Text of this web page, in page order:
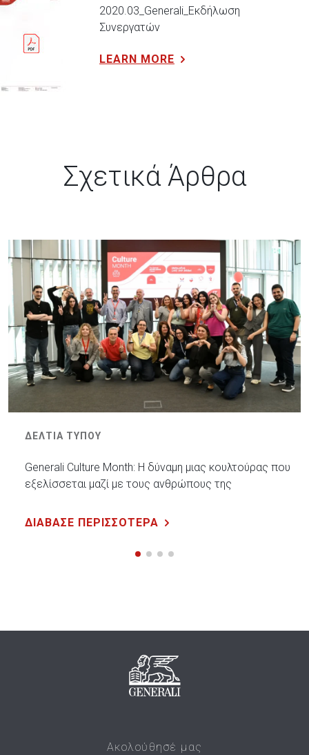
2020.03_Generali_Εκδήλωση
Συνεργατών
LEARN MORE
Σχετικά Άρθρα
ΔΕΛΤΙΑ ΤΥΠΟΥ
Generali Culture Month: Η δύναμη μιας κουλτούρας που
εξελίσσεται μαζί με τους ανθρώπους της
ΔΙΑΒΑΣΕ ΠΕΡΙΣΣΟΤΕΡΑ
Ακολούθησέ μας